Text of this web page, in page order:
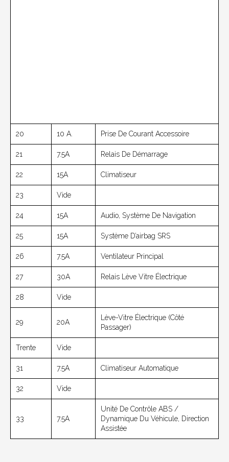
20 10 A. Prise De Courant Accessoire
21 7.5A Relais De Démarrage
22 15A Climatiseur
23 Vide
24 15A Audio, Système De Navigation
25 15A Système D’airbag SRS
26 7.5A Ventilateur Principal
27 30A Relais Lève Vitre Électrique
28 Vide
29 20A
Lève-Vitre Électrique (côté
Passager)
Trente Vide
31 7.5A Climatiseur Automatique
32 Vide
33 7.5A
Unité De Contrôle ABS /
Dynamique Du Véhicule, Direction
Assistée